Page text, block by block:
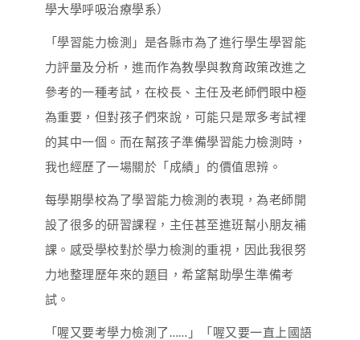
學大學呼吸治療學系）
「學習能力檢測」是各縣市為了進行學生學習能
力評量及分析，進而作為教學與教育政策改進之
參考的一種考試，在校長、主任及老師們眼中極
為重要，但對孩子們來說，可能只是眾多考試裡
的其中一個。而在幫孩子準備學習能力檢測時，
我也經歷了一場關於「成績」的價值思辨。
每學期學校為了學習能力檢測的表現，為老師開
設了很多的研習課程，主任甚至進班幫小朋友補
課。感受學校對於學力檢測的重視，因此我很努
力地整理歷年來的題目，希望幫助學生準備考
試。
「喔又要考學力檢測了……」「喔又要一直上國語